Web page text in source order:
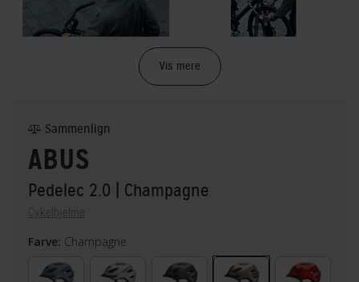
Vis mere
ABUS
Pedelec 2.0 | Champagne
Cykelhjelme
Sammenlign
Farve: Champagne